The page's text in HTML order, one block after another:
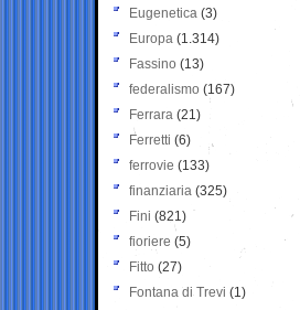
Eugenetica (3)
Europa (1.314)
Fassino (13)
federalismo (167)
Ferrara (21)
Ferretti (6)
ferrovie (133)
finanziaria (325)
Fini (821)
fioriere (5)
Fitto (27)
Fontana di Trevi (1)